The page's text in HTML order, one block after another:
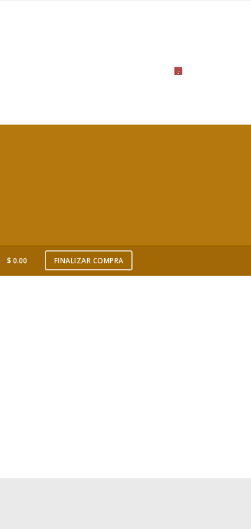
$ 0.00 FINALIZAR COMPRA